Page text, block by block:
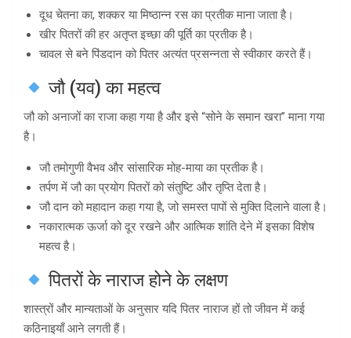
दूध चेतना का, शक्कर या मिष्ठान्न रस का प्रतीक माना जाता है।
खीर पितरों की हर अतृप्त इच्छा की पूर्ति का प्रतीक है।
चावल से बने पिंडदान को पितर अत्यंत प्रसन्नता से स्वीकार करते हैं।
जौ (यव) का महत्व
जौ को अनाजों का राजा कहा गया है और इसे “सोने के समान खरा” माना गया
है।
जौ तमोगुणी वैभव और सांसारिक मोह-माया का प्रतीक है।
तर्पण में जौ का प्रयोग पितरों को संतुष्टि और तृप्ति देता है।
जौ दान को महादान कहा गया है, जो समस्त पापों से मुक्ति दिलाने वाला है।
नकारात्मक ऊर्जा को दूर रखने और आत्मिक शांति देने में इसका विशेष
महत्व है।
पितरों के नाराज होने के लक्षण
शास्त्रों और मान्यताओं के अनुसार यदि पितर नाराज हों तो जीवन में कई
कठिनाइयाँ आने लगती हैं।